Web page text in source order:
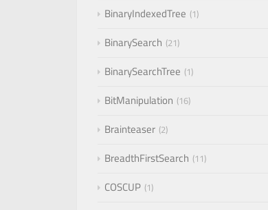
BinaryIndexedTree 1
BinarySearch 21
BinarySearchTree 1
BitManipulation 16
Brainteaser 2
BreadthFirstSearch 11
COSCUP 1